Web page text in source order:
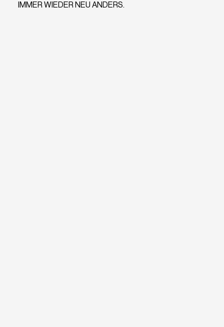
IMMER WIEDER NEU ANDERS.